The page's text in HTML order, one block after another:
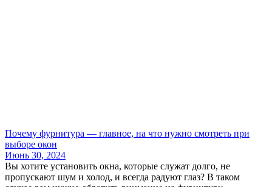
Почему фурнитура — главное, на что нужно смотреть при
выборе окон
Июнь 30, 2024
Вы хотите установить окна, которые служат долго, не
пропускают шум и холод, и всегда радуют глаз? В таком